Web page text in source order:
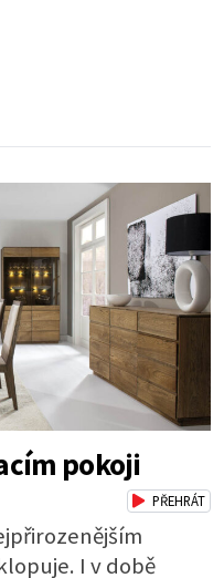
pokoji
PŘEHRÁT
I v době